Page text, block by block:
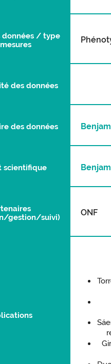
données / type
des données
des données
scientifique
gestion/suivi)
ONF